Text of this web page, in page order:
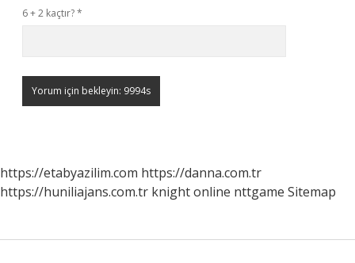
6 + 2 kaçtır?*
https://etabyazilim.com https://danna.com.tr
https://huniliajans.com.tr knight online nttgame Sitemap